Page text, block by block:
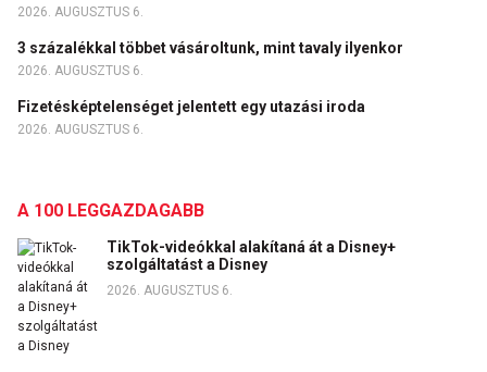
2026. AUGUSZTUS 6.
3 százalékkal többet vásároltunk, mint tavaly ilyenkor
2026. AUGUSZTUS 6.
Fizetésképtelenséget jelentett egy utazási iroda
2026. AUGUSZTUS 6.
A 100 LEGGAZDAGABB
TikTok-videókkal alakítaná át a Disney+
szolgáltatást a Disney
2026. AUGUSZTUS 6.